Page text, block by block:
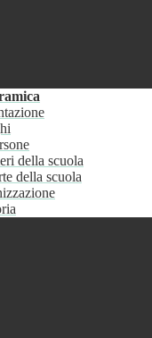
della scuola
della scuola